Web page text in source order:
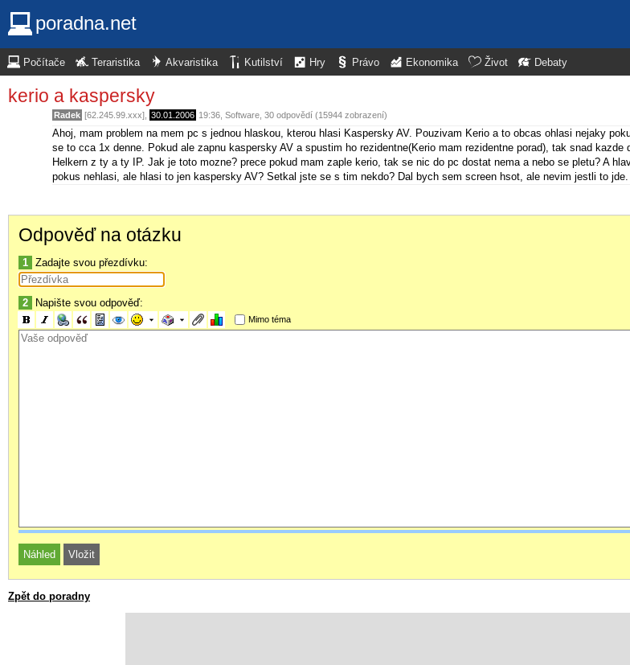
poradna.net
Počítače Teraristika Akvaristika Kutilství Hry Právo Ekonomika Život Debaty
kerio a kaspersky
Radek [62.245.99.xxx], 30.01.2006 19:36 Software , 30 odpovědí (15944 zobrazení)
Ahoj, mam problem na mem pc s jednou hlaskou, kterou hlasi Kaspersky AV. Pouzivam Kerio a to obcas ohlasi nejaky
se to cca 1x denne. Pokud ale zapnu kaspersky AV a spustim ho rezidentne(Kerio mam rezidentne porad), tak snad
Helkern z ty a ty IP. Jak je toto mozne? prece pokud mam zaple kerio, tak se nic do pc dostat nema a nebo se pletu? A
pokus nehlasi, ale hlasi to jen kaspersky AV? Setkal jste se s tim nekdo? Dal bych sem screen hsot, ale nevim jestli to jde.
Odpověď na otázku
1 Zadajte svou přezdívku:
2 Napište svou odpověď:
Mimo téma
Zpět do poradny